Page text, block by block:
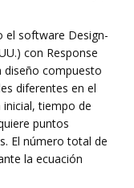
el software Design-
con Response
diseño compuesto
diferentes en el
tiempo de
puntos
El número total de
la ecuación